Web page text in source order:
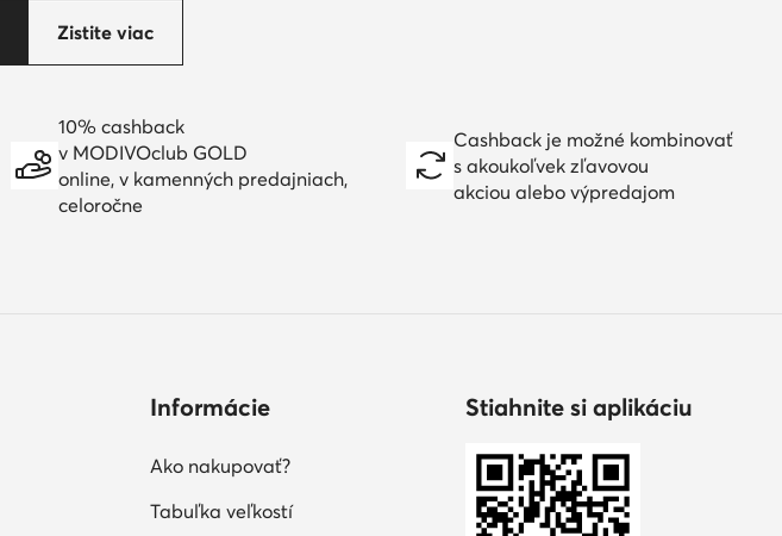
Zistite viac
10% cashback
v MODIVOclub GOLD
online, v kamenných predajniach,
celoročne
Cashback je možné kombinovať
s akoukoľvek zľavovou
akciou alebo výpredajom
Informácie
Ako nakupovať?
Tabuľka veľkostí
Stiahnite si aplikáciu